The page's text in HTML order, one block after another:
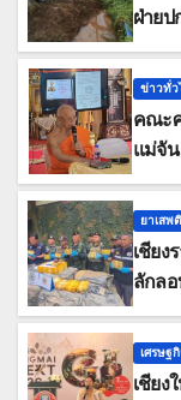
ฝ่ายป
ป้อง
ข่าวทั่ว
คณะศ
แม่จัน
หลอ
ยาเสพ
เชียง
ลักลอ
เศรษฐ
เชียง